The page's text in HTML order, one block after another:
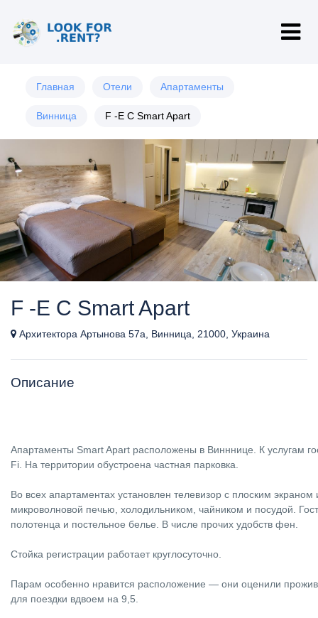
Главная Отели Апартаменты
Винница F -E C Smart Apart
F -E C Smart Apart
Архитектора Артынова 57а, Винница, 21000, Украина
Описание
Апартаменты Smart Apart расположены в Винннице. К услугам
Fi. На территории обустроена частная парковка.
Во всех апартаментах установлен телевизор с плоским экраном
микроволновой печью, холодильником, чайником и посудой.
полотенца и постельное белье. В числе прочих удобств фен.
Стойка регистрации работает круглосуточно.
Парам особенно нравится расположение — они оценили
для поездки вдвоем на 9,5.